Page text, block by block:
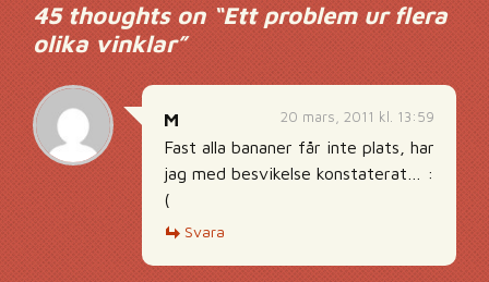
45 thoughts on “Ett problem ur flera
olika vinklar”
20 mars, 2011 kl. 13:59
M
Fast alla bananer får inte plats, har
jag med besvikelse konstaterat… :
(
Svara